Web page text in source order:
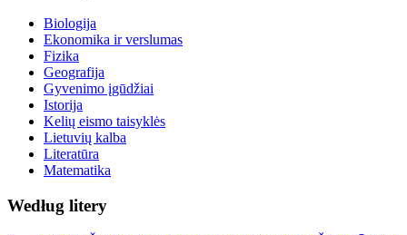
Biologija
Ekonomika ir verslumas
Fizika
Geografija
Gyvenimo įgūdžiai
Istorija
Kelių eismo taisyklės
Lietuvių kalba
Literatūra
Matematika
Według litery